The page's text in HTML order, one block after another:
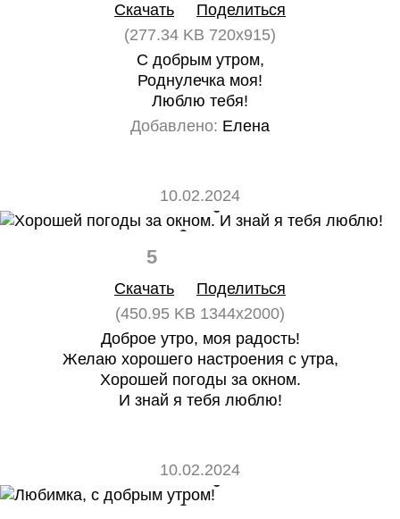
Скачать
Поделиться
(277.34 KB 720x915)
С добрым утром,
Роднулечка моя!
Люблю тебя!
Добавлено: Елена
10.02.2024
5
Скачать
Поделиться
(450.95 KB 1344x2000)
Доброе утро, моя радость!
Желаю хорошего настроения с утра,
Хорошей погоды за окном.
И знай я тебя люблю!
10.02.2024